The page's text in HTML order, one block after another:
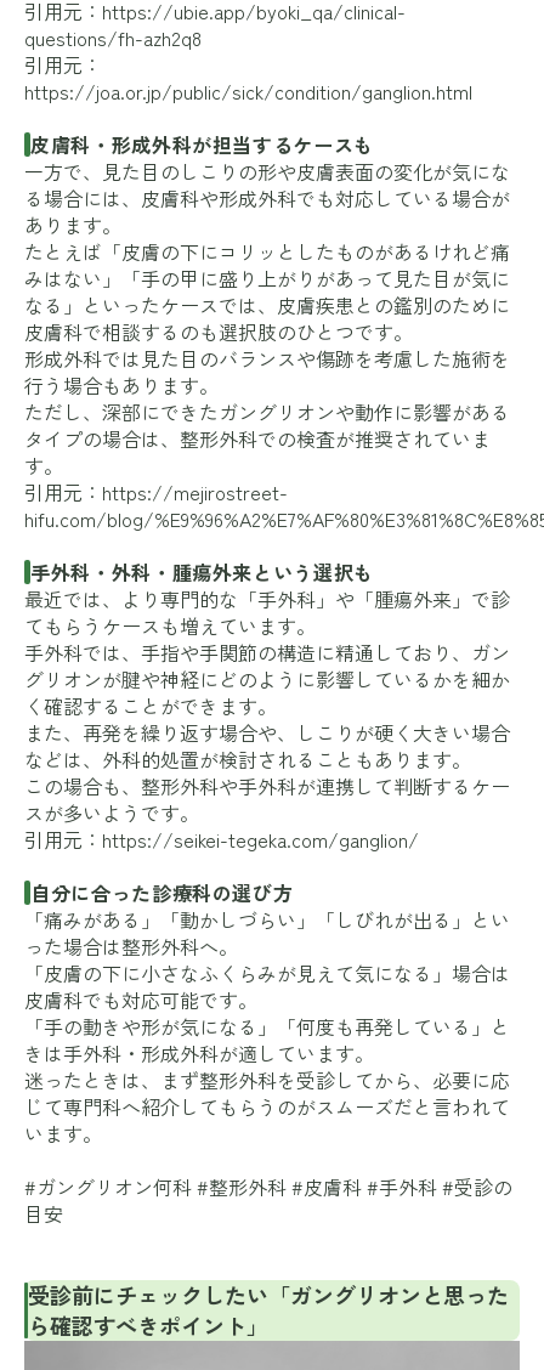
引用元： https://ubie.app/byoki_qa/clinical-
questions/fh-azh2q8
引用元：
https://joa.or.jp/public/sick/condition/ganglion.html
皮膚科・形成外科が担当するケースも
一方で、見た目のしこりの形や皮膚表面の変化が気にな
る場合には、皮膚科や形成外科でも対応している場合が
あります。
たとえば「皮膚の下にコリッとしたものがあるけれど痛
みはない」「手の甲に盛り上がりがあって見た目が気に
なる」といったケースでは、皮膚疾患との鑑別のために
皮膚科で相談するのも選択肢のひとつです。
形成外科では見た目のバランスや傷跡を考慮した施術を
行う場合もあります。
ただし、深部にできたガングリオンや動作に影響がある
タイプの場合は、整形外科での検査が推奨されていま
す。
引用元： https://mejirostreet-
hifu.com/blog/
手外科・外科・腫瘍外来という選択も
最近では、より専門的な「手外科」や「腫瘍外来」で診
てもらうケースも増えています。
手外科では、手指や手関節の構造に精通しており、ガン
グリオンが腱や神経にどのように影響しているかを細か
く確認することができます。
また、再発を繰り返す場合や、しこりが硬く大きい場合
などは、外科的処置が検討されることもあります。
この場合も、整形外科や手外科が連携して判断するケー
スが多いようです。
引用元： https://seikei-tegeka.com/ganglion/
自分に合った診療科の選び方
「痛みがある」「動かしづらい」「しびれが出る」とい
った場合は整形外科へ。
「皮膚の下に小さなふくらみが見えて気になる」場合は
皮膚科でも対応可能です。
「手の動きや形が気になる」「何度も再発している」と
きは手外科・形成外科が適しています。
迷ったときは、まず整形外科を受診してから、必要に応
じて専門科へ紹介してもらうのがスムーズだと言われて
います。
#ガングリオン何科 #整形外科 #皮膚科 #手外科 #受診の
目安
受診前にチェックしたい「ガングリオンと思った
ら確認すべきポイント」